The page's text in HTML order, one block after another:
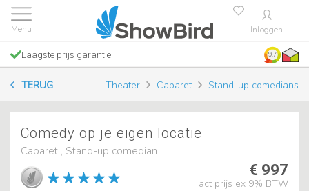
Inloggen
Laagste prijs garantie 9.7
TERUG Theater Cabaret Stand-up comedians
Comedy op je eigen locatie
Cabaret , Stand-up comedian
€ 997
act prijs ex 9% BTW